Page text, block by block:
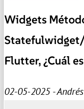
Widgets
Flutter, ¿Cuál
02-05-2025 -